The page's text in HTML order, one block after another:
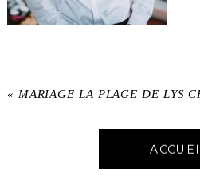
« MARIAGE LA PLAGE DE LYS